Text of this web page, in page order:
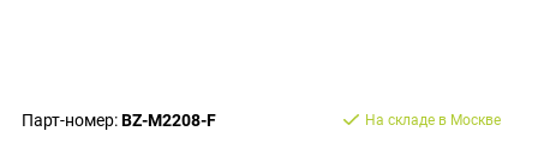
Парт-номер:BZ-M2208-F На складе в Москве